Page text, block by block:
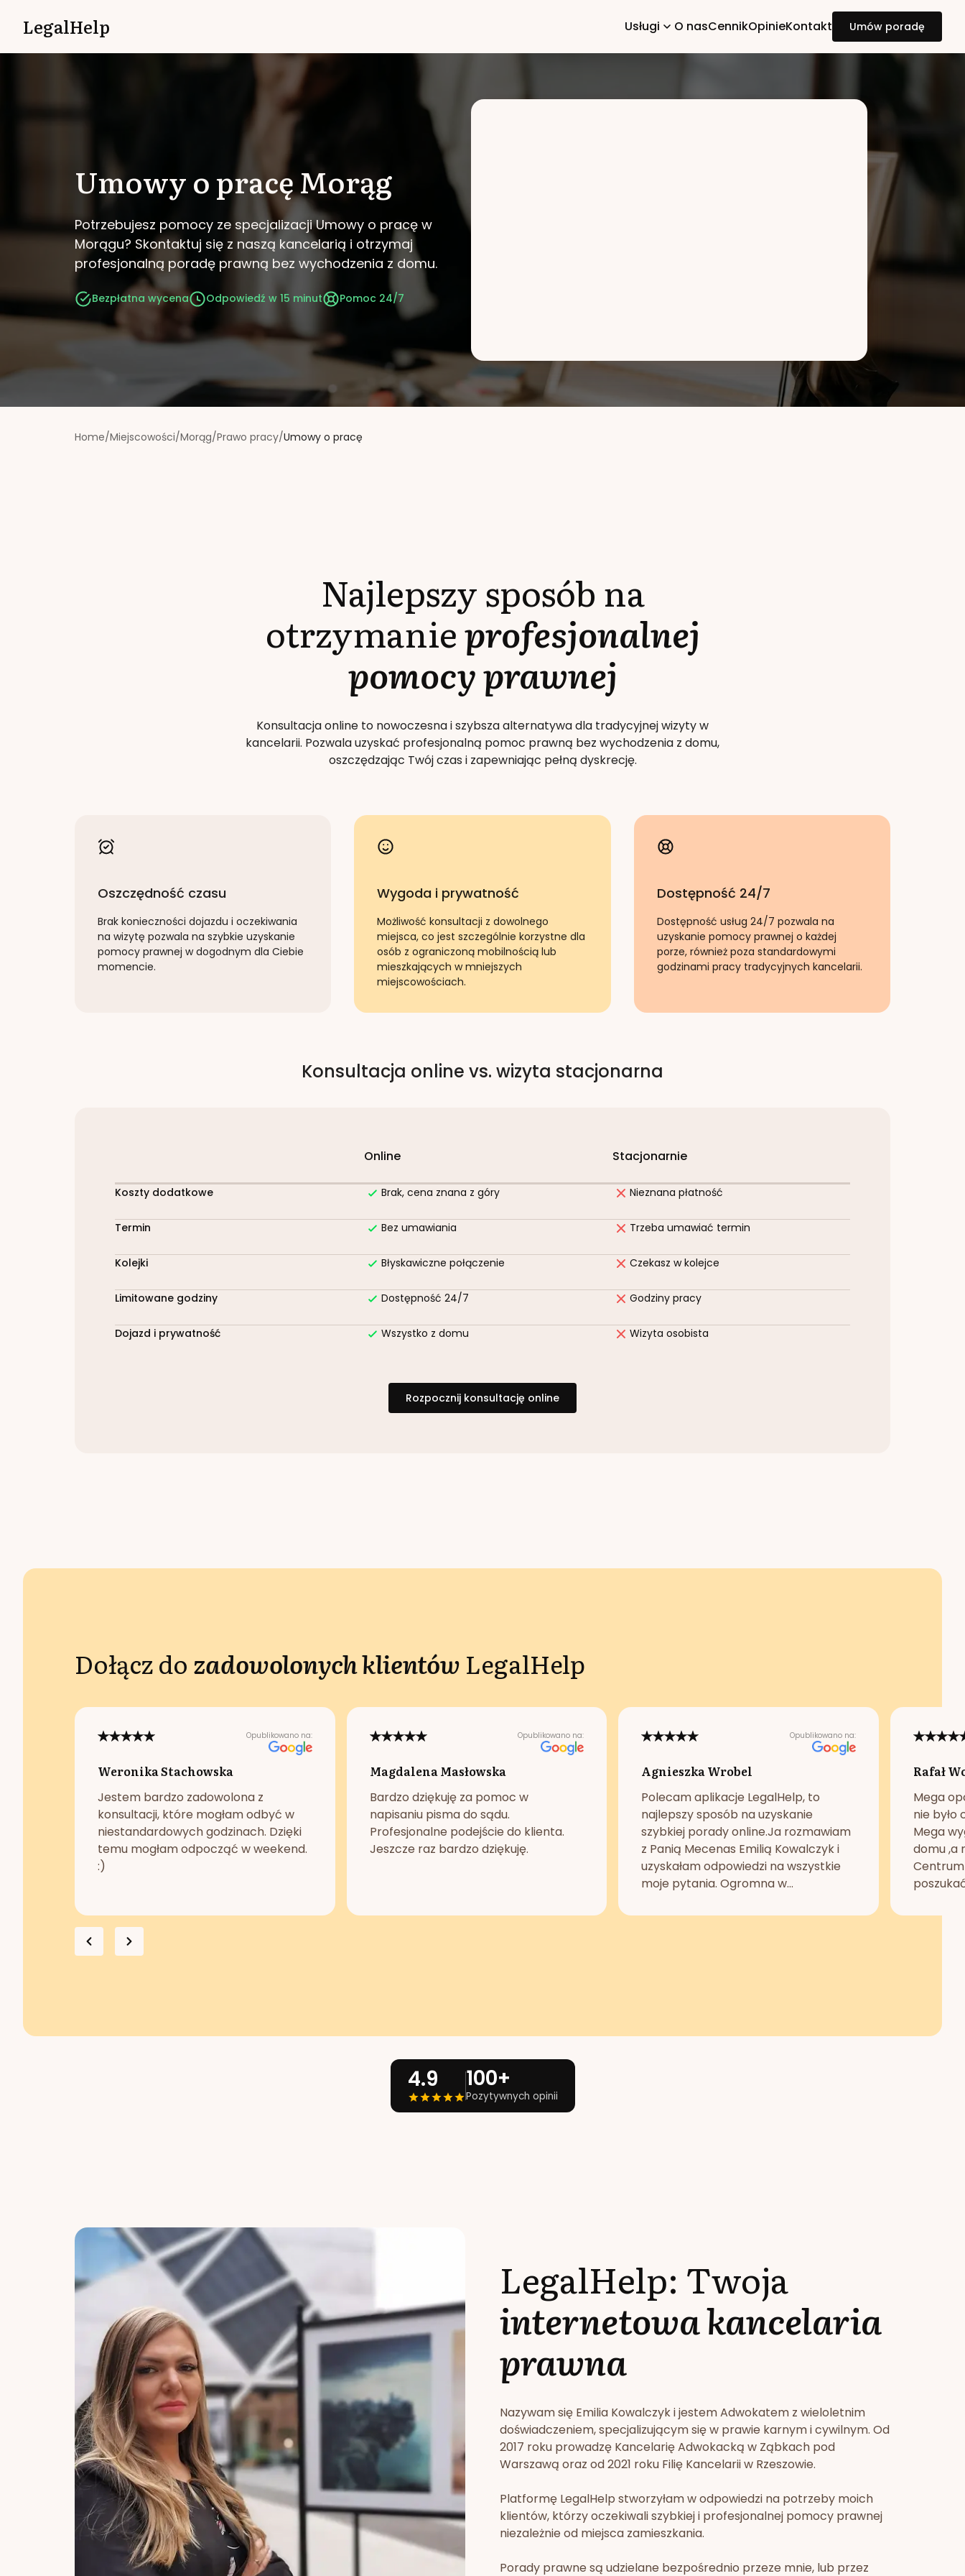
LegalHelp Usługi O nasCennikOpinieKontakt Umów poradę
Umowy o pracęMorąg
Potrzebujesz pomocy ze specjalizacji Umowy o pracę w
Morągu? Skontaktuj się z naszą kancelarią i otrzymaj
profesjonalną poradę prawną bez wychodzenia z domu.
Bezpłatna wycena Odpowiedź w 15 minut Pomoc 24/7
Home/Miejscowości/Morąg/Prawo pracy/Umowy o pracę
Najlepszy sposób na
otrzymanieprofesjonalnej
pomocy prawnej
Konsultacja online to nowoczesna i szybsza alternatywa dla tradycyjnej wizyty w
kancelarii. Pozwala uzyskać profesjonalną pomoc prawną bez wychodzenia z domu,
oszczędzając Twój czas i zapewniając pełną dyskrecję.
Oszczędność czasu
Brak konieczności dojazdu i oczekiwania
na wizytę pozwala na szybkie uzyskanie
pomocy prawnej w dogodnym dla Ciebie
momencie.
Wygoda i prywatność
Możliwość konsultacji z dowolnego
miejsca, co jest szczególnie korzystne dla
osób z ograniczoną mobilnością lub
mieszkających w mniejszych
miejscowościach.
Dostępność 24/7
Dostępność usług 24/7 pozwala na
uzyskanie pomocy prawnej o każdej
porze, również poza standardowymi
godzinami pracy tradycyjnych kancelarii.
Konsultacja online vs. wizyta stacjonarna
Online Stacjonarnie
Koszty dodatkowe Brak, cena znana z góry Nieznana płatność
Termin Bez umawiania Trzeba umawiać termin
Kolejki Błyskawiczne połączenie Czekasz w kolejce
Limitowane godziny Dostępność 24/7 Godziny pracy
Dojazd i prywatność Wszystko z domu Wizyta osobista
Rozpocznij konsultację online
Dołącz do zadowolonych klientów LegalHelp
Opublikowano na:
Weronika Stachowska
Jestem bardzo zadowolona z
konsultacji, które mogłam odbyć w
niestandardowych godzinach. Dzięki
temu mogłam odpocząć w weekend.
:)
Opublikowano na:
Magdalena Masłowska
Bardzo dziękuję za pomoc w
napisaniu pisma do sądu.
Profesjonalne podejście do klienta.
Jeszcze raz bardzo dziękuję.
Opublikowano na:
Agnieszka Wrobel
Polecam aplikacje LegalHelp, to
najlepszy sposób na uzyskanie
szybkiej porady online.Ja rozmawiam
z Panią Mecenas Emilią Kowalczyk i
uzyskałam odpowiedzi na wszystkie
moje pytania. Ogromna w...
Rafał
Mega
nie było
Mega
domu ,a
4.9 100+
Pozytywnych opinii
LegalHelp: Twoja
internetowa kancelaria
prawna
Nazywam się Emilia Kowalczyk i jestem Adwokatem z wieloletnim
doświadczeniem, specjalizującym się w prawie karnym i cywilnym. Od
2017 roku prowadzę Kancelarię Adwokacką w Ząbkach pod
Warszawą oraz od 2021 roku Filię Kancelarii w Rzeszowie.
Platformę LegalHelp stworzyłam w odpowiedzi na potrzeby moich
klientów, którzy oczekiwali szybkiej i profesjonalnej pomocy prawnej
niezależnie od miejsca zamieszkania.
Porady prawne są udzielane bezpośrednio przeze mnie, lub przez